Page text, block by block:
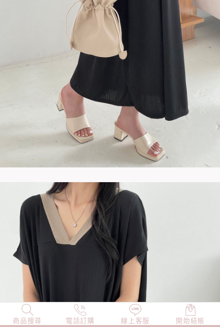
商品搜尋 電話訂購 線上客服 開始結帳
NEW 店長精選 TOP100 小編穿搭